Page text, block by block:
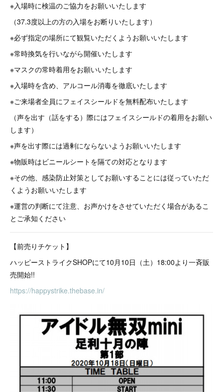
※入場時に検温のご協力をお願いいたします
（37.3度以上の方の入場をお断りいたします）
※必ず指定の場所にて観覧いただくようお願いいたします
※常時換気を行いながら開催いたします
※マスクの常時着用をお願いいたします
※入場時を含め、アルコール消毒を徹底いたします
※ご来場者全員にフェイスシールドを無料配布いたします
（声を出す（話をする）際にはフェイスシールドの着用をお願い
します）
※声を出す際には過剰にならないようお願いいたします
※物販時はビニールシートを隔ての対応となります
※その他、感染防止対策としてお願いすることには従っていただ
くようお願いいたします
※運営の判断にて注意、お声かけをさせていただく場合があるこ
とご承知ください
【前売りチケット】
ハッピーストライクSHOPにて10月10日（土）18:00より一斉販
売開始!!
https://happystrike.thebase.in/